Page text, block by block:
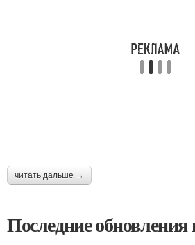
читать дальше →
Последние обновления